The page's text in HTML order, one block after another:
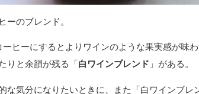
ーのブレンド。
ヒーにするとよりワインのような果実感が味わ
りと余韻が残る「 白ワインブレンド 」がある。
な気分になりたいときに、また「白ワインブレ